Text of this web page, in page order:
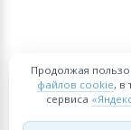
Продолжая
файлов cookie, в
сервиса